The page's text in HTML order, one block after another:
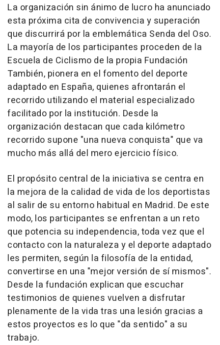
La organización sin ánimo de lucro ha anunciado
esta próxima cita de convivencia y superación
que discurrirá por la emblemática Senda del Oso.
La mayoría de los participantes proceden de la
Escuela de Ciclismo de la propia Fundación
También, pionera en el fomento del deporte
adaptado en España, quienes afrontarán el
recorrido utilizando el material especializado
facilitado por la institución. Desde la
organización destacan que cada kilómetro
recorrido supone "una nueva conquista" que va
mucho más allá del mero ejercicio físico.
El propósito central de la iniciativa se centra en
la mejora de la calidad de vida de los deportistas
al salir de su entorno habitual en Madrid. De este
modo, los participantes se enfrentan a un reto
que potencia su independencia, toda vez que el
contacto con la naturaleza y el deporte adaptado
les permiten, según la filosofía de la entidad,
convertirse en una "mejor versión de sí mismos".
Desde la fundación explican que escuchar
testimonios de quienes vuelven a disfrutar
plenamente de la vida tras una lesión gracias a
estos proyectos es lo que "da sentido" a su
trabajo.